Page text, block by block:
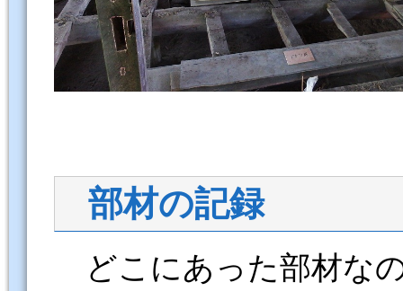
部材の記録
どこにあった部材な